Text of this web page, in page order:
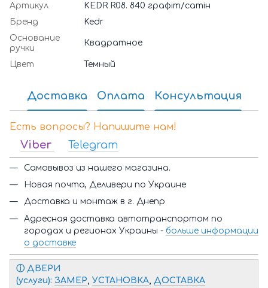
Артикул
KEDR R08. 840 графіт/сатін
Бренд
Kedr
Основание
ручки
Квадратное
Цвет Темный
Доставка Оплата Консультация
Есть вопросы? Напишите нам!
Viber Telegram
Самовывоз из нашего магазина.
Новая почта, Деливери по Украине
Доставка и монтаж в г. Днепр
Адресная доставка автотранспортом по
городах и регионах Украины - больше информации
о доставке
ⓘ Д ВЕРИ
(услуги): ЗАМЕР, УСТАНОВКА, ДОСТАВКА